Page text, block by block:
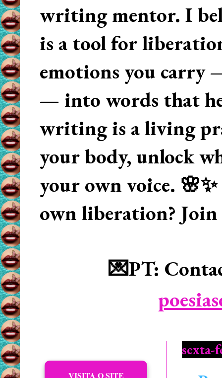
writing mentor. I
is a tool for
emotions you carry
— into words that
writing is a living
your body, unlock
your own voice.
own liberation? Join
💌PT:
sexta-
VISITA O SITE